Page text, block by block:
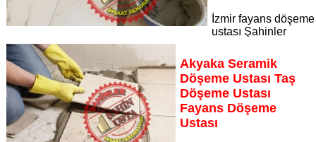
İzmir fayans döşeme
ustası Şahinler
İnşaat Dekorasyon, zeminlerinizi sanat eseri gibi işleyen
uzman kadrosuyla İzmir bölgesine özel hizmet sunuyor İzmir
seramik döşeme ustası taş döşeme ustası fayans döşeme
ustası
Sayfaya Git
Akyaka Seramik
Döşeme Ustası Taş
Döşeme Ustası
Fayans Döşeme
Ustası